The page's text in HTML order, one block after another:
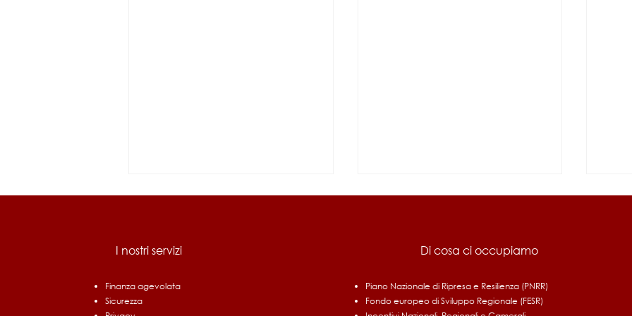
I nostri servizi
Finanza agevolata
Sicurezza
Di cosa ci occupiamo
Piano Nazionale di Ripresa e Resilienza (PNRR)
Fondo europeo di Sviluppo Regionale (FESR)